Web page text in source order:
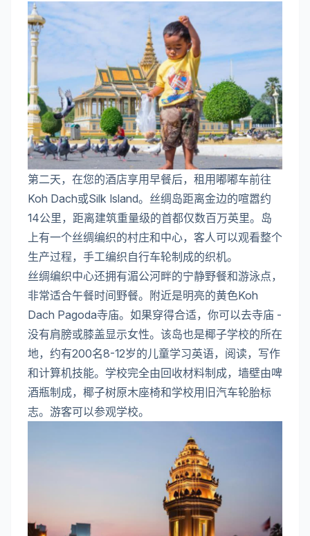
第二天，在您的酒店享用早餐后，租用嘟嘟车前往
Koh Dach或Silk Island。丝绸岛距离金边的喧嚣约
14公里，距离建筑重量级的首都仅数百万英里。岛
上有一个丝绸编织的村庄和中心，客人可以观看整个
生产过程，手工编织自行车轮制成的织机。
丝绸编织中心还拥有湄公河畔的宁静野餐和游泳点，
非常适合午餐时间野餐。附近是明亮的黄色Koh
Dach Pagoda寺庙。如果穿得合适，你可以去寺庙 -
没有肩膀或膝盖显示女性。该岛也是椰子学校的所在
地，约有200名8-12岁的儿童学习英语，阅读，写作
和计算机技能。学校完全由回收材料制成，墙壁由啤
酒瓶制成，椰子树原木座椅和学校用旧汽车轮胎标
志。游客可以参观学校。